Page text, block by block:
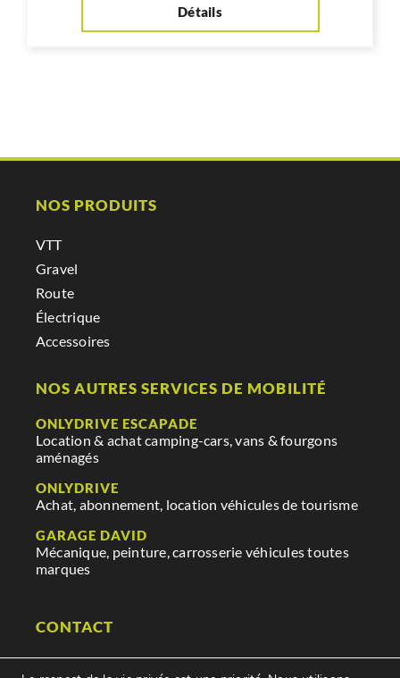
Détails
NOS PRODUITS
VTT
Gravel
Route
Électrique
Accessoires
NOS AUTRES SERVICES DE MOBILITÉ
ONLYDRIVE ESCAPADE
Location & achat camping-cars, vans & fourgons
aménagés
ONLYDRIVE
Achat, abonnement, location véhicules de tourisme
GARAGE DAVID
Mécanique, peinture, carrosserie véhicules toutes
marques
CONTACT
29 rue des mauges